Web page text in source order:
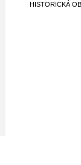
HISTORICKÁ